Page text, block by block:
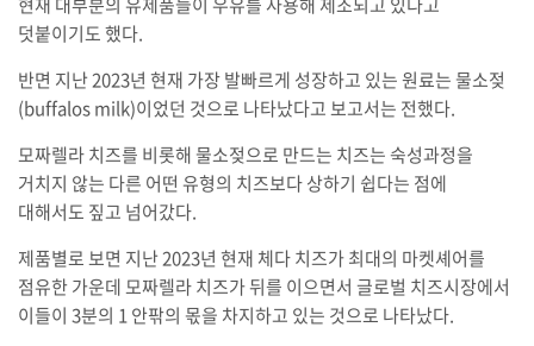
덧붙이기도 했다.
반면 지난 2023년 현재 가장 발빠르게 성장하고 있는 원료는 물소젖
(buffalos milk)이었던 것으로 나타났다고 보고서는 전했다.
모짜렐라 치즈를 비롯해 물소젖으로 만드는 치즈는 숙성과정을
거치지 않는 다른 어떤 유형의 치즈보다 상하기 쉽다는 점에
대해서도 짚고 넘어갔다.
제품별로 보면 지난 2023년 현재 체다 치즈가 최대의 마켓셰어를
점유한 가운데 모짜렐라 치즈가 뒤를 이으면서 글로벌 치즈시장에서
이들이 3분의 1 안팎의 몫을 차지하고 있는 것으로 나타났다.